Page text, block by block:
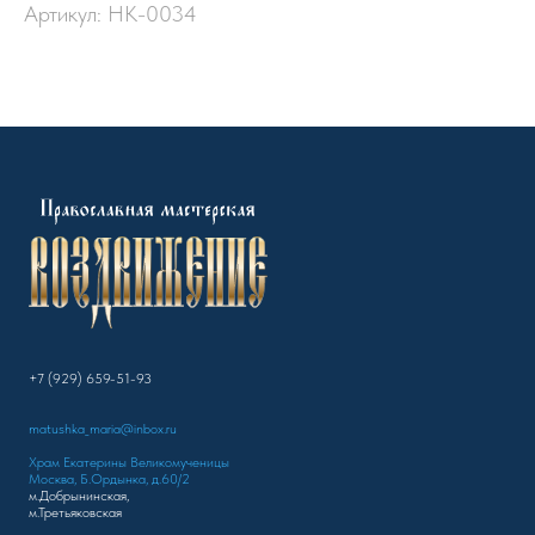
Артикул: НК-0034
+7 (929) 659-51-93
matushka_maria@inbox.ru
Храм Екатерины Великомученицы
Москва, Б.Ордынка, д.60/2
м.Добрынинская,
м.Третьяковская